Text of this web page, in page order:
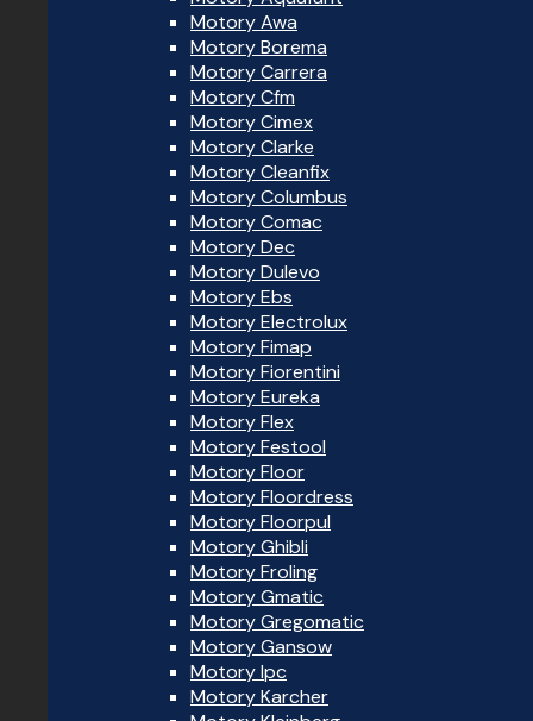
Motory Awa
Motory Borema
Motory Carrera
Motory Cfm
Motory Cimex
Motory Clarke
Motory Cleanfix
Motory Columbus
Motory Comac
Motory Dec
Motory Dulevo
Motory Ebs
Motory Electrolux
Motory Fimap
Motory Fiorentini
Motory Eureka
Motory Flex
Motory Festool
Motory Floor
Motory Floordress
Motory Floorpul
Motory Ghibli
Motory Froling
Motory Gmatic
Motory Gregomatic
Motory Gansow
Motory Ipc
Motory Karcher